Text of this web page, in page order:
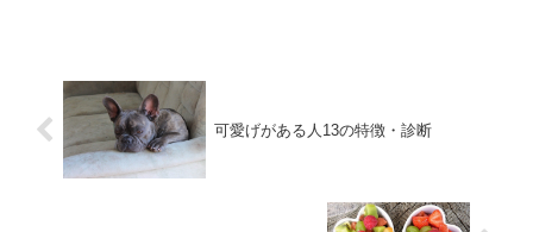
可愛げがある人13の特徴・診断